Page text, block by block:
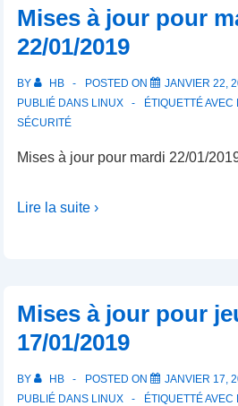
Mises à jour pour
22/01/2019
BY HB POSTED ON
JANVIER 22,
PUBLIÉ DANS LINUX ÉTIQUETTÉ AVEC
SÉCURITÉ
Mises à jour pour mardi 22/01/
Lire la suite ›
Mises à jour pour
17/01/2019
BY HB POSTED ON
JANVIER 17,
PUBLIÉ DANS LINUX ÉTIQUETTÉ AVEC